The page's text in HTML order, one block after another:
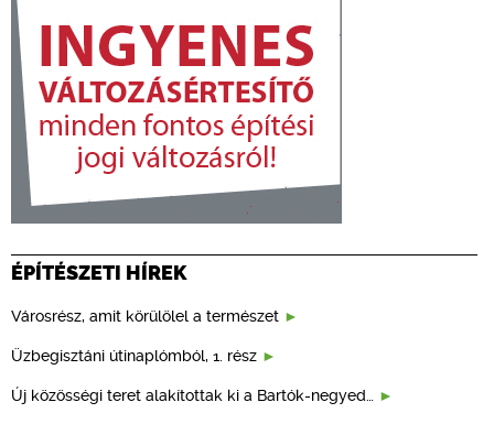
ÉPÍTÉSZETI HÍREK
Városrész, amit körülölel a természet
Üzbegisztáni útinaplómból, 1. rész
Új közösségi teret alakítottak ki a Bartók-negyed…